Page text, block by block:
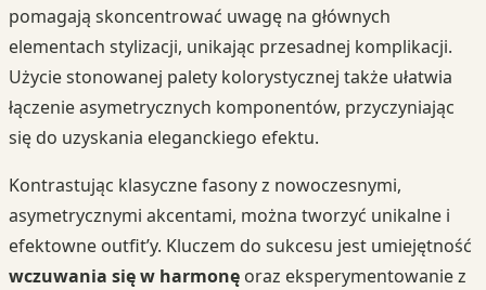
pomagają skoncentrować uwagę na głównych
elementach stylizacji, unikając przesadnej komplikacji.
Użycie stonowanej palety kolorystycznej także ułatwia
łączenie asymetrycznych komponentów, przyczyniając
się do uzyskania eleganckiego efektu.
Kontrastując klasyczne fasony z nowoczesnymi,
asymetrycznymi akcentami, można tworzyć unikalne i
efektowne outfit’y. Kluczem do sukcesu jest umiejętność
wczuwania się w harmonę oraz eksperymentowanie z